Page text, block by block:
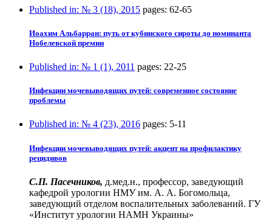
Published in: № 3 (18), 2015 pages: 62-65
Иоахим Альбарран: путь от кубинского сироты до номинанта
Нобелевской премии
Published in: № 1 (1), 2011 pages: 22-25
Инфекции мочевыводящих путей: современное состояние
проблемы
Published in: № 4 (23), 2016 pages: 5-11
Инфекции мочевыводящих путей: акцент на профилактику
рецидивов
С.П. Пасечников, д.мед.н., профессор, заведующий
кафедрой урологии НМУ им. А. А. Богомольца,
заведующий отделом воспалительных заболеваний. ГУ
«Институт урологии НАМН Украины»